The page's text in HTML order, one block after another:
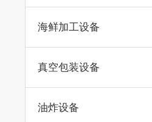
海鲜加工设备
真空包装设备
油炸设备